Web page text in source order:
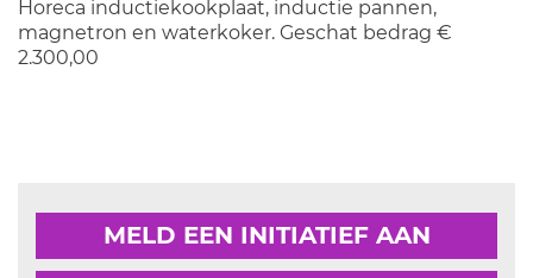
Horeca inductiekookplaat, inductie pannen,
magnetron en waterkoker. Geschat bedrag €
2.300,00
MELD EEN INITIATIEF AAN